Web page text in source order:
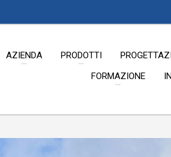
AZIENDA PRODOTTI
FORMAZIONE